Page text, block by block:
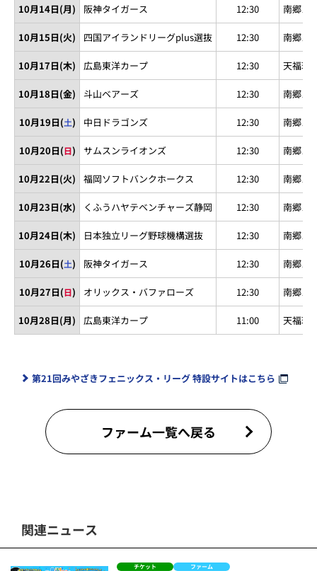
10月14日(月) 阪神タイガース 12:30 南郷ス
10月15日(火) 四国アイランドリーグplus選抜 12:30 南郷ス
10月17日(木) 広島東洋カープ 12:30 天福球
10月18日(金) 斗山ベアーズ 12:30 南郷ス
10月19日(土) 中日ドラゴンズ 12:30 南郷ス
10月20日(日) サムスンライオンズ 12:30 南郷ス
10月22日(火) 福岡ソフトバンクホークス 12:30 南郷ス
10月23日(水) くふうハヤテベンチャーズ静岡 12:30 南郷ス
10月24日(木) 日本独立リーグ野球機構選抜 12:30 南郷ス
10月26日(土) 阪神タイガース 12:30 南郷ス
10月27日(日) オリックス・バファローズ 12:30 南郷ス
10月28日(月) 広島東洋カープ 11:00 天福球
第21回みやざきフェニックス・リーグ 特設サイトはこちら
ファーム一覧へ戻る
関連ニュース
チケット ファーム